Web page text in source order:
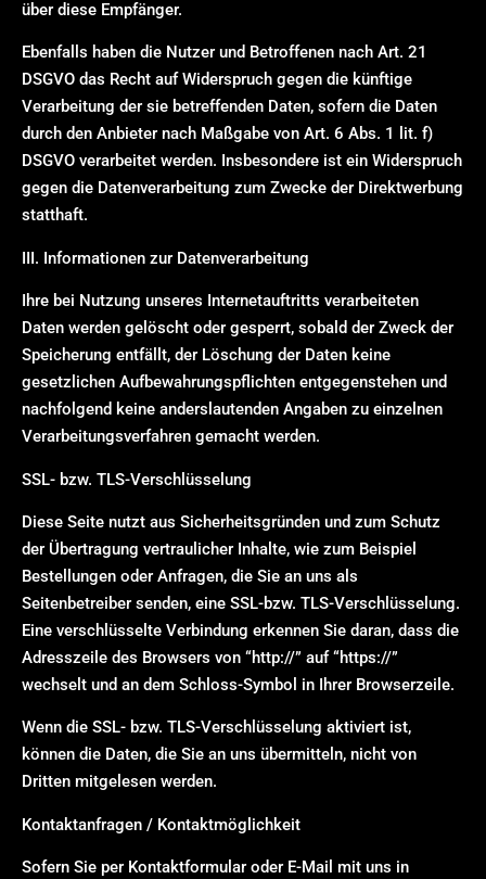
über diese Empfänger.
Ebenfalls haben die Nutzer und Betroffenen nach Art. 21
DSGVO das Recht auf Widerspruch gegen die künftige
Verarbeitung der sie betreffenden Daten, sofern die Daten
durch den Anbieter nach Maßgabe von Art. 6 Abs. 1 lit. f)
DSGVO verarbeitet werden. Insbesondere ist ein Widerspruch
gegen die Datenverarbeitung zum Zwecke der Direktwerbung
statthaft.
III. Informationen zur Datenverarbeitung
Ihre bei Nutzung unseres Internetauftritts verarbeiteten
Daten werden gelöscht oder gesperrt, sobald der Zweck der
Speicherung entfällt, der Löschung der Daten keine
gesetzlichen Aufbewahrungspflichten entgegenstehen und
nachfolgend keine anderslautenden Angaben zu einzelnen
Verarbeitungsverfahren gemacht werden.
SSL- bzw. TLS-Verschlüsselung
Diese Seite nutzt aus Sicherheitsgründen und zum Schutz
der Übertragung vertraulicher Inhalte, wie zum Beispiel
Bestellungen oder Anfragen, die Sie an uns als
Seitenbetreiber senden, eine SSL-bzw. TLS-Verschlüsselung.
Eine verschlüsselte Verbindung erkennen Sie daran, dass die
Adresszeile des Browsers von “http://” auf “https://”
wechselt und an dem Schloss-Symbol in Ihrer Browserzeile.
Wenn die SSL- bzw. TLS-Verschlüsselung aktiviert ist,
können die Daten, die Sie an uns übermitteln, nicht von
Dritten mitgelesen werden.
Kontaktanfragen / Kontaktmöglichkeit
Sofern Sie per Kontaktformular oder E-Mail mit uns in